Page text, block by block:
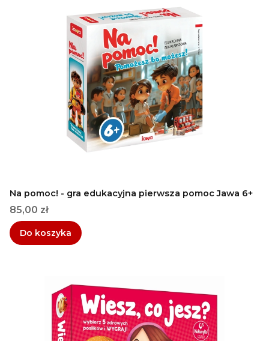
Na pomoc! - gra edukacyjna pierwsza pomoc Jawa 6+
Cena
85,00 zł
Do koszyka